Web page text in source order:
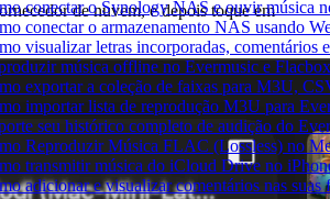
conectar o Synology NAS e ouvir música
conectar o armazenamento NAS usando
visualizar letras incorporadas,
música offline no Evermusic e
exportar a coleção de faixas para M3U,
importar lista de reprodução M3U para
seu histórico completo de audição do
Reproduzir Música FLAC (Lossless) no
transmitir música do iCloud Drive no
adicionar e visualizar comentários nas
de nuvem, e depois toque em